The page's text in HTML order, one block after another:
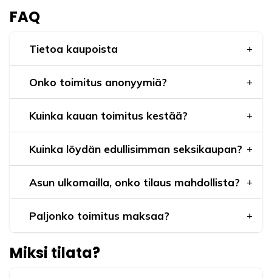
FAQ
Tietoa kaupoista
Onko toimitus anonyymiä?
Kuinka kauan toimitus kestää?
Kuinka löydän edullisimman seksikaupan?
Asun ulkomailla, onko tilaus mahdollista?
Paljonko toimitus maksaa?
Miksi tilata?